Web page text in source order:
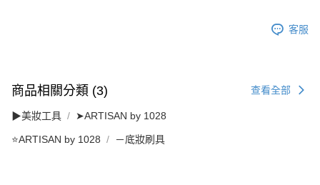
客服
商品相關分類 (3) 查看全部
▶美妝工具 ➤ARTISAN by 1028
⭐ARTISAN by 1028 －底妝刷具